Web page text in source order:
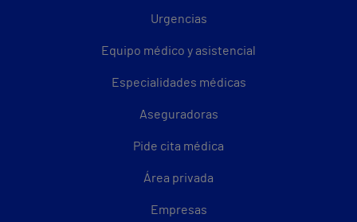
Urgencias
Equipo médico y asistencial
Especialidades médicas
Aseguradoras
Pide cita médica
Área privada
Empresas